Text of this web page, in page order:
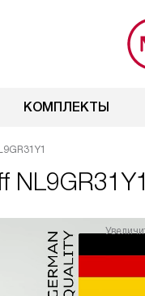
КОМПЛЕКТЫ
NL9GR31Y1